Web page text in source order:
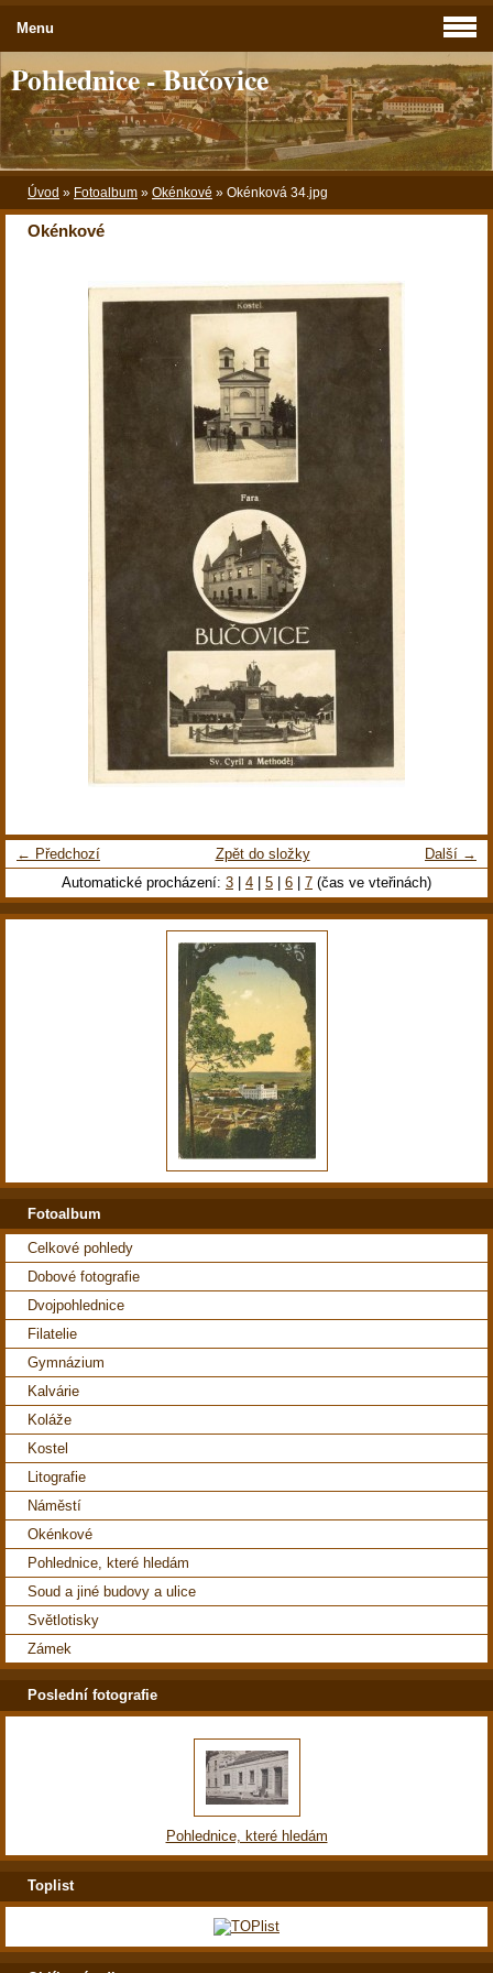
Pohlednice - Bučovice
Úvod » Fotoalbum » Okénkové » Okénková 34.jpg
Okénkové
← Předchozí Další →
Zpět do složky
Automatické procházení: 3 4 5 6 7 (čas ve vteřinách)
Menu
Fotoalbum
Celkové pohledy
Dobové fotografie
Dvojpohlednice
Filatelie
Gymnázium
Kalvárie
Koláže
Kostel
Litografie
Náměstí
Okénkové
Pohlednice, které hledám
Soud a jiné budovy a ulice
Světlotisky
Zámek
Poslední fotografie
Pohlednice, které hledám
Toplist